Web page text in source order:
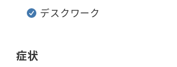
デスクワーク
症状